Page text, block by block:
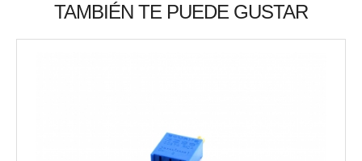
TAMBIÉN TE PUEDE GUSTAR